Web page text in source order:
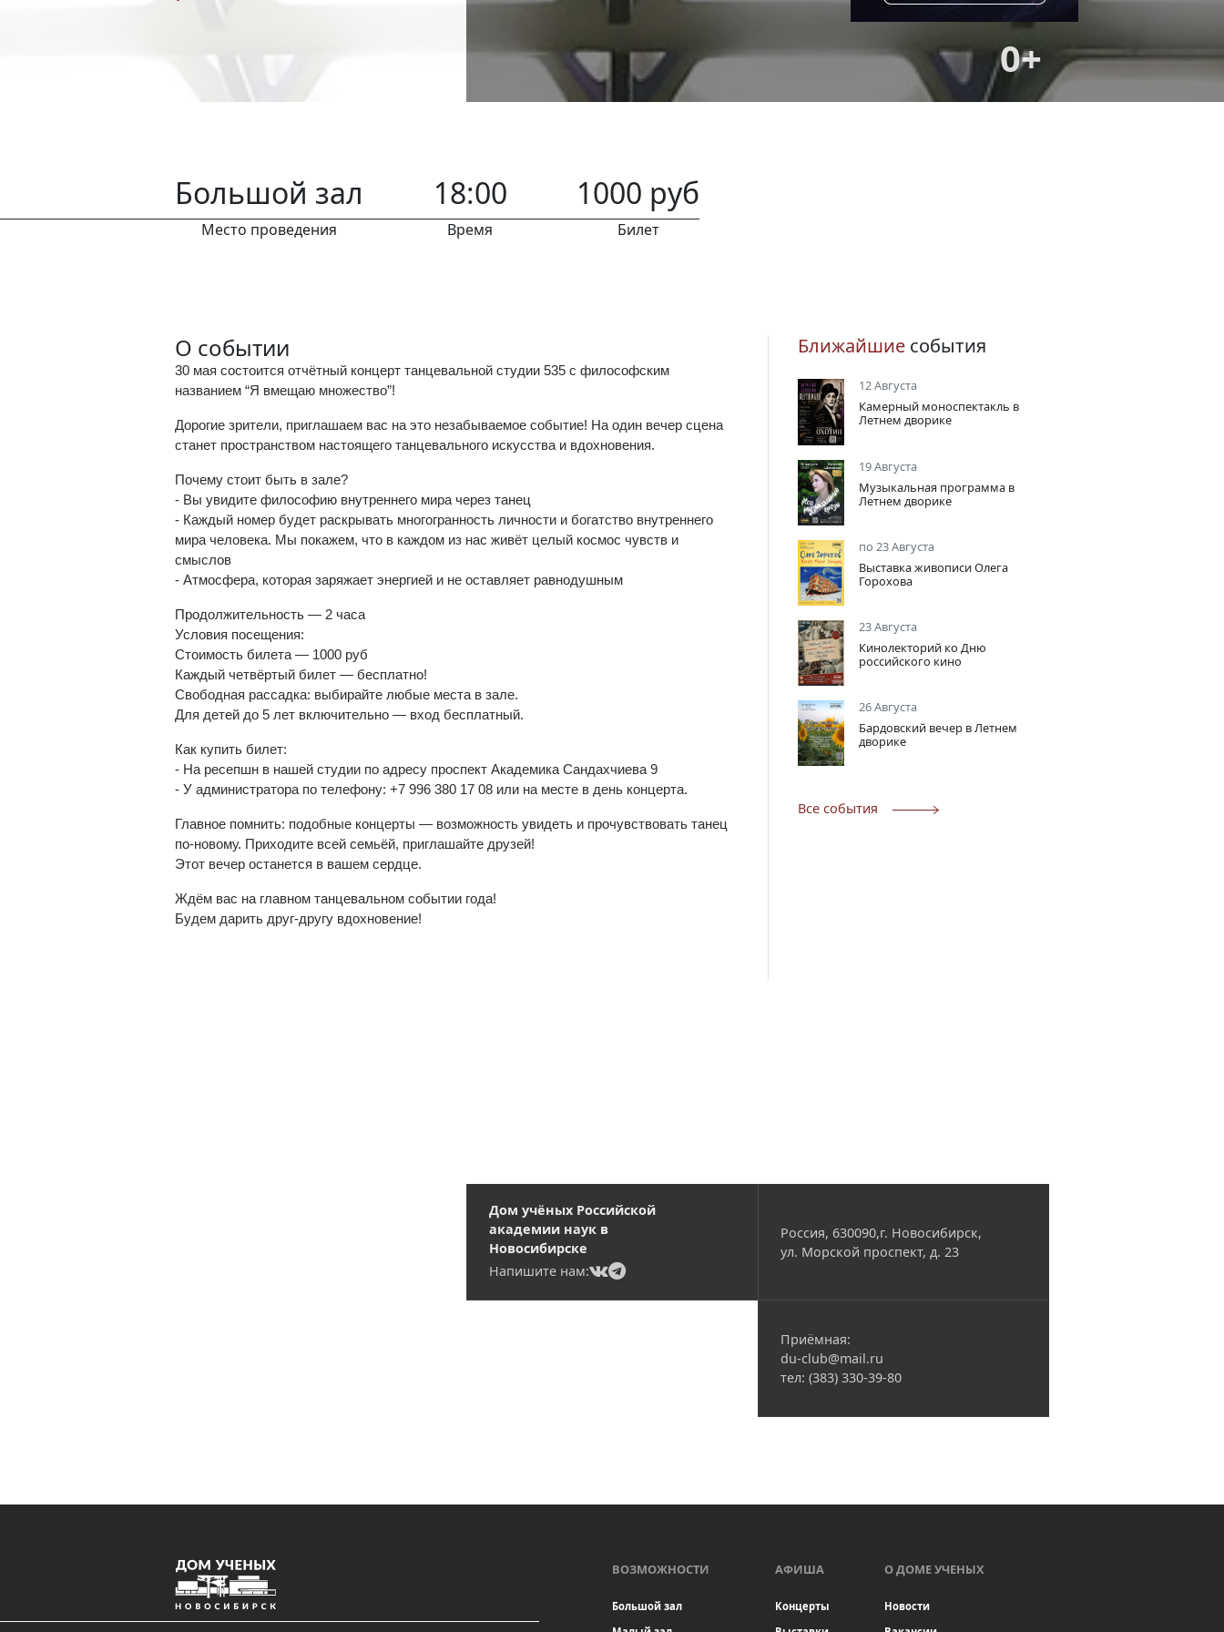
Наука
Виртуальный тур
Контакты
Вакансии
0+
Большой зал
Место проведения
18:00
Время
1000 руб
Билет
О событии
30 мая состоится отчётный концерт танцевальной студии 535 с философским
названием “Я вмещаю множество”!
Дорогие зрители, приглашаем вас на это незабываемое событие! На один вечер сцена
станет пространством настоящего танцевального искусства и вдохновения.
Почему стоит быть в зале?
- Вы увидите философию внутреннего мира через танец
- Каждый номер будет раскрывать многогранность личности и богатство внутреннего
мира человека. Мы покажем, что в каждом из нас живёт целый космос чувств и
смыслов
- Атмосфера, которая заряжает энергией и не оставляет равнодушным
Продолжительность — 2 часа
Условия посещения:
Стоимость билета — 1000 руб
Каждый четвёртый билет — бесплатно!
Свободная рассадка: выбирайте любые места в зале.
Для детей до 5 лет включительно — вход бесплатный.
Как купить билет:
- На ресепшн в нашей студии по адресу проспект Академика Сандахчиева 9
- У администратора по телефону: +7 996 380 17 08 или на месте в день концерта.
Главное помнить: подобные концерты — возможность увидеть и прочувствовать танец
по-новому. Приходите всей семьёй, приглашайте друзей!
Этот вечер останется в вашем сердце.
Ждём вас на главном танцевальном событии года!
Будем дарить друг-другу вдохновение!
Ближайшие события
12 Августа
Камерный моноспектакль в
Летнем дворике
19 Августа
Музыкальная программа в
Летнем дворике
по 23 Августа
Выставка живописи Олега
Горохова
23 Августа
Кинолекторий ко Дню
российского кино
26 Августа
Бардовский вечер в Летнем
дворике
Все события
Дом учёных Российской
академии наук в
Новосибирске
Напишите нам:
(current)
(current)
Россия, 630090,г. Новосибирск,
ул. Морской проспект, д. 23
Приёмная:
du-club@mail.ru
тел: (383) 330-39-80
ВОЗМОЖНОСТИ
Большой зал
АФИША
Концерты
О ДОМЕ УЧЕНЫХ
Новости